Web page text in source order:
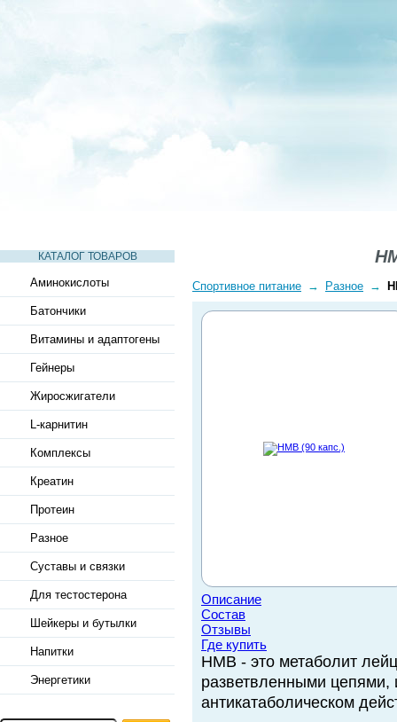
КАТАЛОГ ТОВАРОВ
Аминокислоты
Батончики
Витамины и адаптогены
Гейнеры
Жиросжигатели
L-карнитин
Комплексы
Креатин
Протеин
Разное
Суставы и связки
Для тестостерона
Шейкеры и бутылки
Напитки
Энергетики
Спортивное питание → Разное →
Описание
Состав
Отзывы
Где купить
HMB - это метаболит
разветвленными цепями,
антикатаболическом